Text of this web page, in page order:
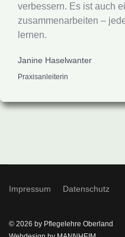
verbessern. Es ist auch
zusammenarbeiten –
lernen.
Janine Haselwanter
Praxisanleiterin
Impressum Datenschutz
© 2026 by Pflegelehre Oberland